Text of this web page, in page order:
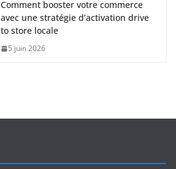
Comment booster votre commerce
avec une stratégie d’activation drive
to store locale
5 juin 2026